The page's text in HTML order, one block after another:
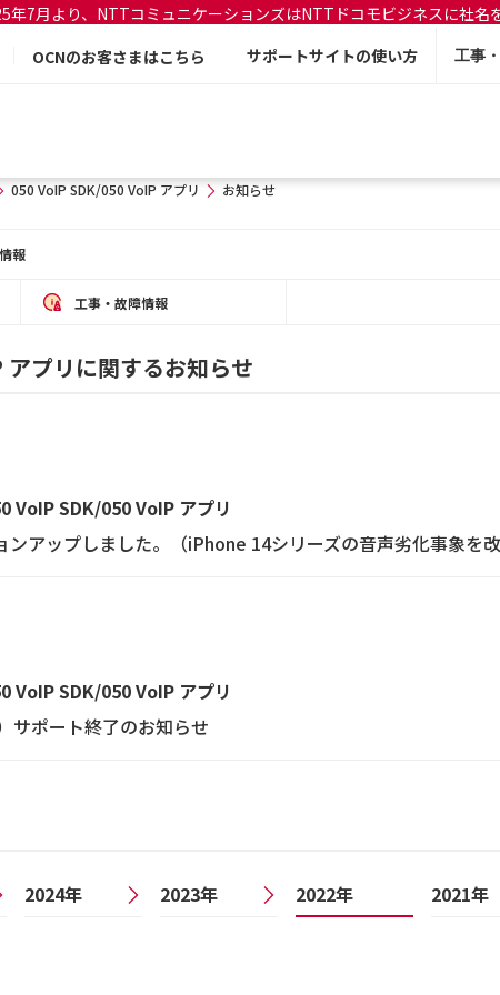
年7月より、NTTコミュニケーションズはNTTドコモビジネスに社名
OCNのお客さまはこちら サポートサイトの使い方 工事
050 VoIP SDK/050 VoIP アプリ お知らせ
報
工事・故障情報
プリに関するお知らせ
VoIP SDK/050 VoIP アプリ
アップしました。（iPhone 14シリーズの音声劣化事象を改
VoIP SDK/050 VoIP アプリ
サポート終了のお知らせ
2024年 2023年 2022年 2021年